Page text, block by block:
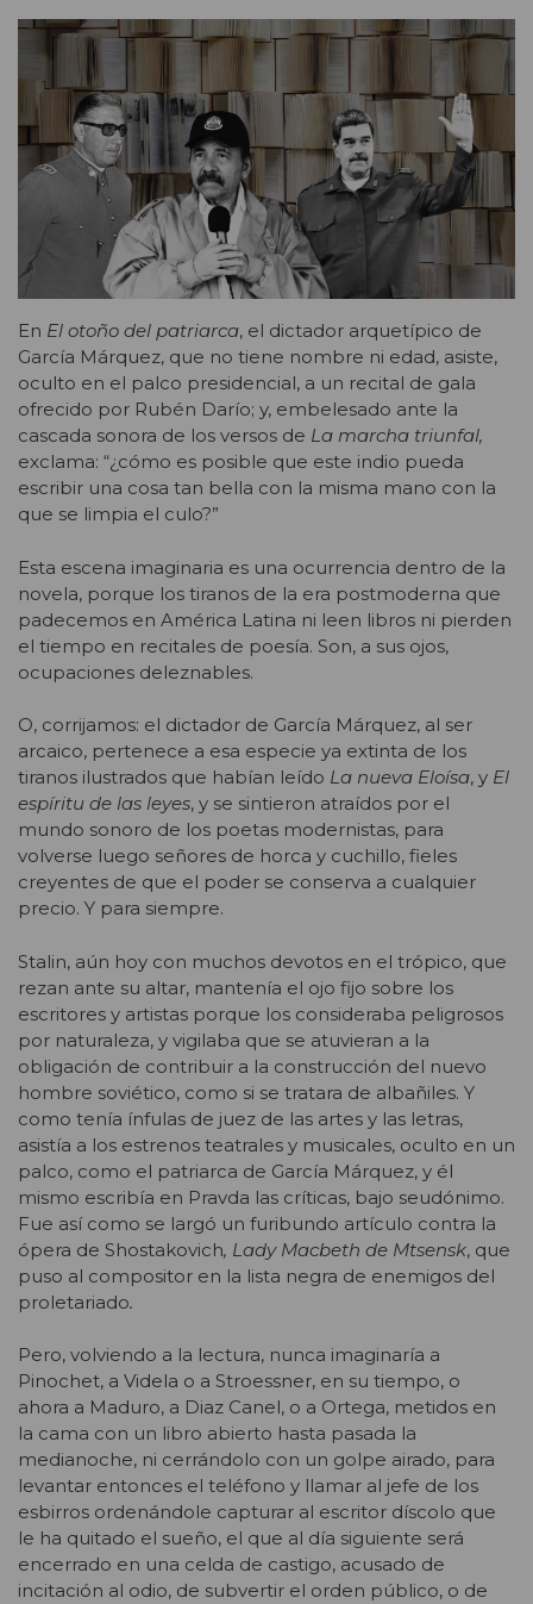
En El otoño del patriarca, el dictador arquetípico de
García Márquez, que no tiene nombre ni edad, asiste,
oculto en el palco presidencial, a un recital de gala
ofrecido por Rubén Darío; y, embelesado ante la
cascada sonora de los versos de La marcha triunfal,
exclama: “¿cómo es posible que este indio pueda
escribir una cosa tan bella con la misma mano con la
que se limpia el culo?”
Esta escena imaginaria es una ocurrencia dentro de la
novela, porque los tiranos de la era postmoderna que
padecemos en América Latina ni leen libros ni pierden
el tiempo en recitales de poesía. Son, a sus ojos,
ocupaciones deleznables.
O, corrijamos: el dictador de García Márquez, al ser
arcaico, pertenece a esa especie ya extinta de los
tiranos ilustrados que habían leído La nueva Eloísa, y El
espíritu de las leyes, y se sintieron atraídos por el
mundo sonoro de los poetas modernistas, para
volverse luego señores de horca y cuchillo, fieles
creyentes de que el poder se conserva a cualquier
precio. Y para siempre.
Stalin, aún hoy con muchos devotos en el trópico, que
rezan ante su altar, mantenía el ojo fijo sobre los
escritores y artistas porque los consideraba peligrosos
por naturaleza, y vigilaba que se atuvieran a la
obligación de contribuir a la construcción del nuevo
hombre soviético, como si se tratara de albañiles. Y
como tenía ínfulas de juez de las artes y las letras,
asistía a los estrenos teatrales y musicales, oculto en un
palco, como el patriarca de García Márquez, y él
mismo escribía en Pravda las críticas, bajo seudónimo.
Fue así como se largó un furibundo artículo contra la
ópera de Shostakovich, Lady Macbeth de Mtsensk, que
puso al compositor en la lista negra de enemigos del
proletariado.
Pero, volviendo a la lectura, nunca imaginaría a
Pinochet, a Videla o a Stroessner, en su tiempo, o
ahora a Maduro, a Diaz Canel, o a Ortega, metidos en
la cama con un libro abierto hasta pasada la
medianoche, ni cerrándolo con un golpe airado, para
levantar entonces el teléfono y llamar al jefe de los
esbirros ordenándole capturar al escritor díscolo que
le ha quitado el sueño, el que al día siguiente será
encerrado en una celda de castigo, acusado de
incitación al odio, de subvertir el orden público, o de